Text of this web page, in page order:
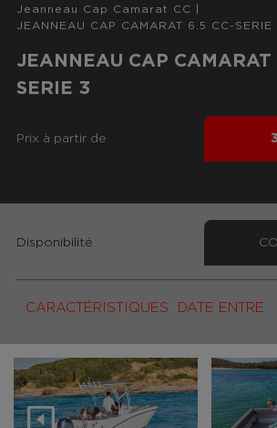
Jeanneau Cap Camarat CC
JEANNEAU CAP CAMARAT 6.5 CC-SERIE
JEANNEAU CAP CAMARAT
SERIE 3
Prix ​​à partir de
CARACTÉRISTIQUES DATE ENTRE
Disponibilité